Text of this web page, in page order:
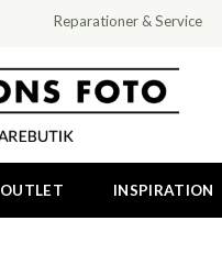
Reparationer & Service
OUTLET INSPIRATION